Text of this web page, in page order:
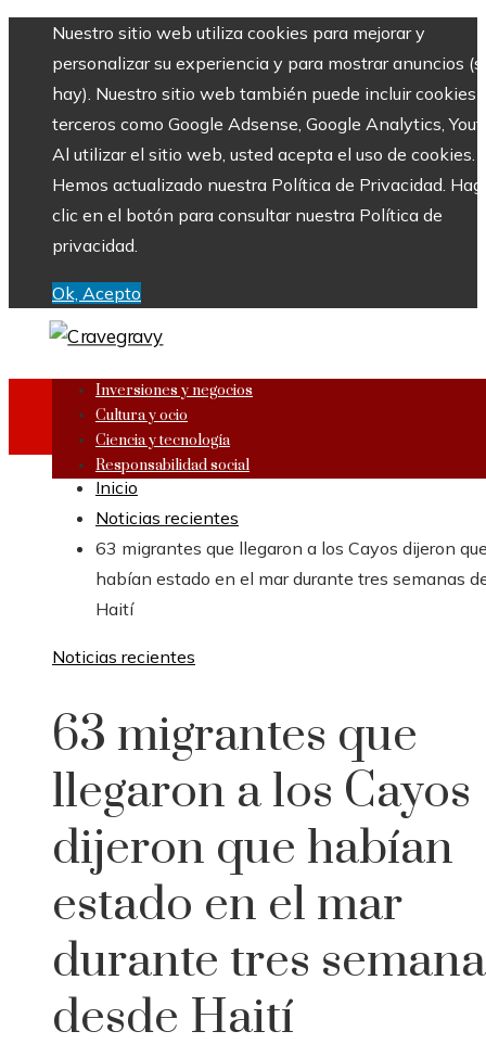
Nuestro sitio web utiliza cookies para mejorar y
personalizar su experiencia y para mostrar anuncios
hay). Nuestro sitio web también puede incluir cookies
terceros como Google Adsense, Google Analytics,
Al utilizar el sitio web, usted acepta el uso de cookies.
Hemos actualizado nuestra Política de Privacidad.
clic en el botón para consultar nuestra Política de
privacidad.
Ok, Acepto
Inversiones y negocios
Cultura y ocio
Ciencia y tecnología
Responsabilidad social
Inicio
Noticias recientes
63 migrantes que llegaron a los Cayos dijeron
habían estado en el mar durante tres semanas
Haití
Noticias recientes
63 migrantes que
llegaron a los Cayos
dijeron que habían
estado en el mar
durante tres
desde Haití